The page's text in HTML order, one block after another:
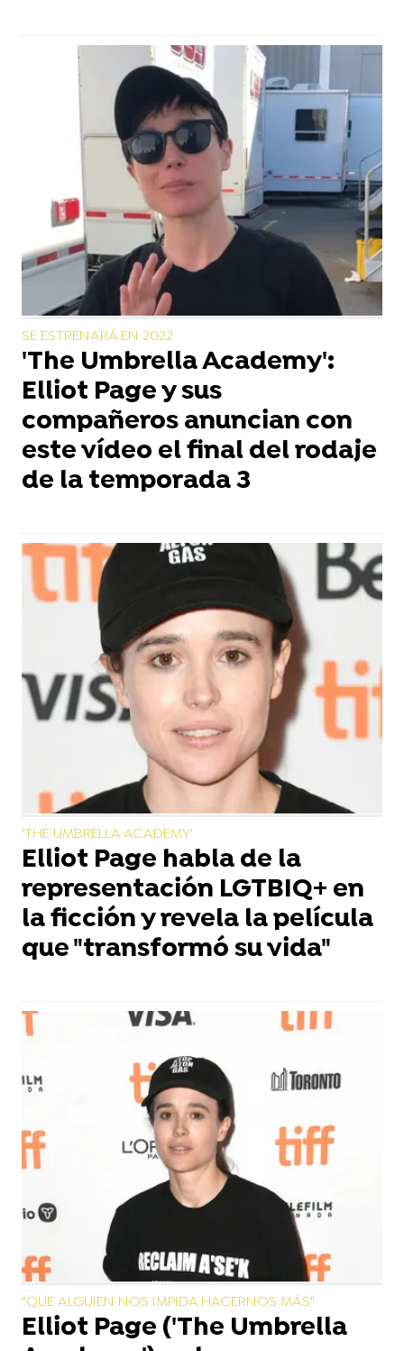
SE ESTRENARÁ EN 2022
'The Umbrella Academy':
Elliot Page y sus
compañeros anuncian con
este vídeo el final del rodaje
de la temporada 3
'THE UMBRELLA ACADEMY'
Elliot Page habla de la
representación LGTBIQ+ en
la ficción y revela la película
que "transformó su vida"
"QUE ALGUIEN NOS IMPIDA HACERNOS MÁS"
Elliot Page ('The Umbrella